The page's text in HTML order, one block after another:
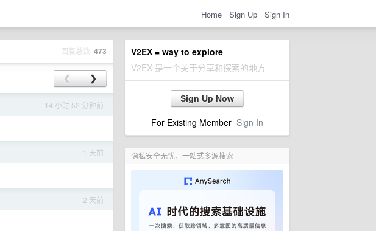
Home Sign Up Sign In
V2EX = way to explore
V2EX 是一个关于分享和探索的地方
Sign Up Now
For Existing Member Sign In
隐私安全无忧，一站式多源搜索
回复总数 473
❮ ❯
14 小时 52 分钟前
1 天前
2 天前